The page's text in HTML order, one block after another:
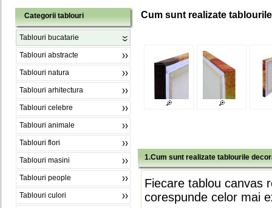
Categorii tablouri
Tablouri bucatarie
Tablouri abstracte
Tablouri natura
Tablouri arhitectura
Tablouri celebre
Tablouri animale
Tablouri flori
Tablouri masini
Tablouri people
Tablouri culori
Cum sunt realizate
1.Cum sunt realizate tablourile
Fiecare tablou canvas
corespunde celor mai